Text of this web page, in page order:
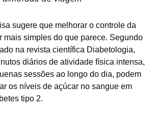
sugere que melhorar o controle da
mais simples do que parece. Segundo
na revista científica Diabetologia,
diários de atividade física intensa,
sessões ao longo do dia, podem
os níveis de açúcar no sangue em
tipo 2.